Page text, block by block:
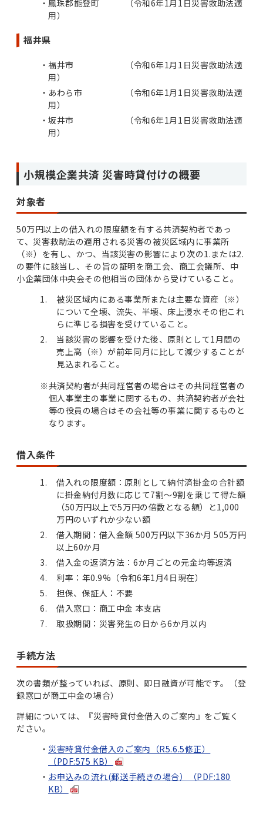
鳳珠郡能登町 （令和6年1⽉1⽇災害救助法適
⽤）
福井県
福井市 （令和6年1⽉1⽇災害救助法適
⽤）
あわら市 （令和6年1⽉1⽇災害救助法適
⽤）
坂井市 （令和6年1⽉1⽇災害救助法適
⽤）
小規模企業共済 災害時貸付けの概要
対象者
50万円以上の借入れの限度額を有する共済契約者であっ
て、災害救助法の適用される災害の被災区域内に事業所
（※）を有し、かつ、当該災害の影響により次の1.または2.
の要件に該当し、その旨の証明を商工会、商工会議所、中
小企業団体中央会その他相当の団体から受けていること。
被災区域内にある事業所または主要な資産（※）
について全壊、流失、半壊、床上浸水その他これ
らに準じる損害を受けていること。
当該災害の影響を受けた後、原則として1月間の
売上高（※）が前年同月に比して減少することが
見込まれること。
※共済契約者が共同経営者の場合はその共同経営者の
個人事業主の事業に関するもの、共済契約者が会社
等の役員の場合はその会社等の事業に関するものと
なります。
借入条件
借入れの限度額：原則として納付済掛金の合計額
に掛金納付月数に応じて7割～9割を乗じて得た額
（50万円以上で5万円の倍数となる額）と1,000
万円のいずれか少ない額
借入期間：借入金額 500万円以下36か月 505万円
以上60か月
借入金の返済方法：6か月ごとの元金均等返済
利率：年0.9%（令和6年1月4日現在）
担保、保証人：不要
借入窓口：商工中金 本支店
取扱期間：災害発生の日から6か月以内
手続方法
次の書類が整っていれば、原則、即日融資が可能です。（登
録窓口が商工中金の場合）
詳細については、『災害時貸付金借入のご案内』をご覧く
ださい。
災害時貸付金借入のご案内（R5.6.5修正）
（PDF:575 KB）
お申込みの流れ(郵送手続きの場合）（PDF:180
KB）